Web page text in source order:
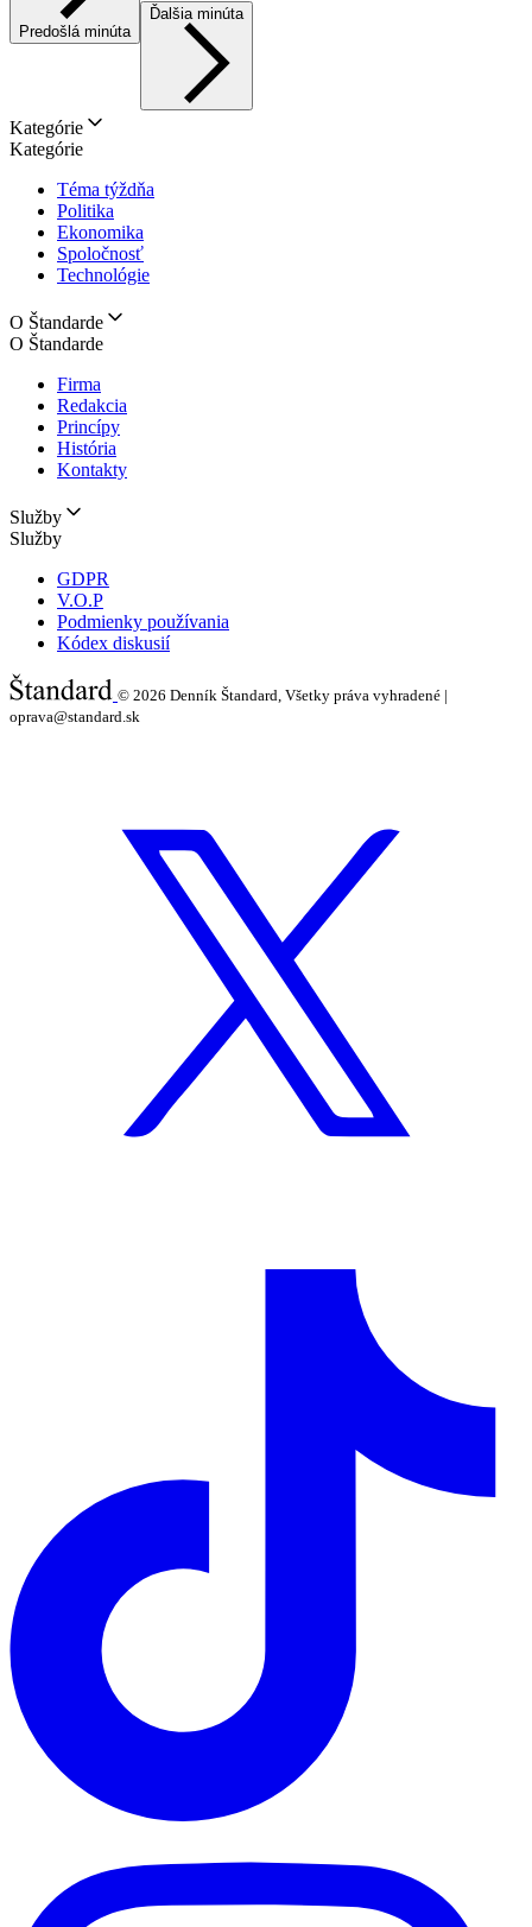
Predošlá minúta
Ďalšia minúta
Kategórie
Kategórie
Téma týždňa
Politika
Ekonomika
Spoločnosť
Technológie
O Štandarde
O Štandarde
Firma
Redakcia
Princípy
História
Kontakty
Služby
Služby
GDPR
V.O.P
Podmienky používania
Kódex diskusií
© 2026 Denník Štandard, Všetky práva vyhradené |
oprava@standard.sk